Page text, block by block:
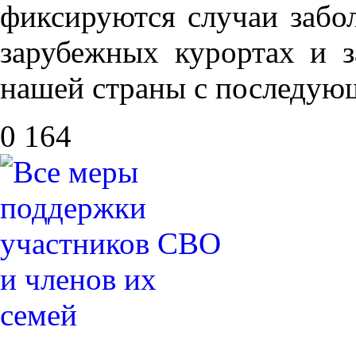
фиксируются случаи
зарубежных курортах и
нашей страны с
0 164